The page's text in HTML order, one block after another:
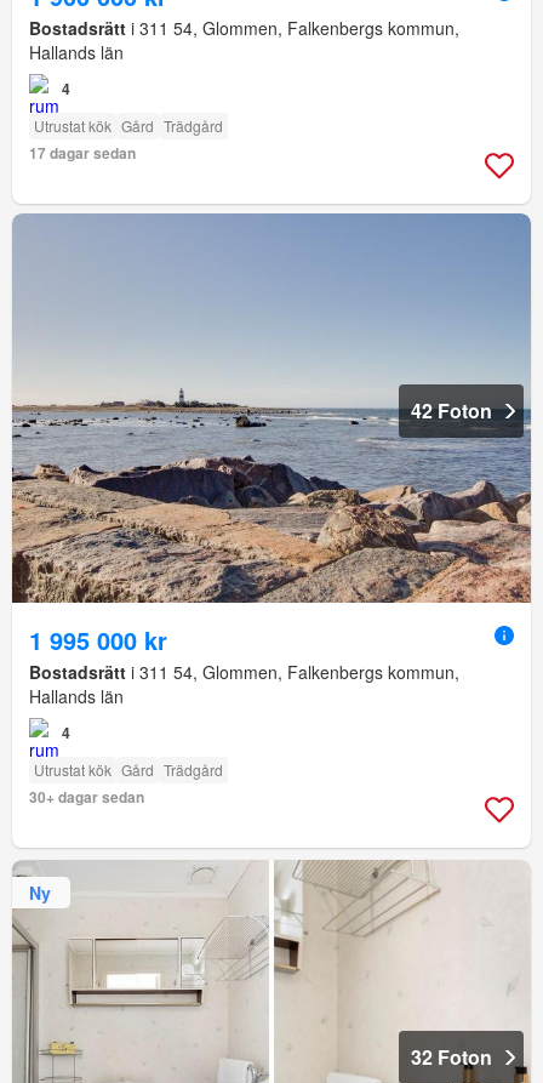
Bostadsrätt i 311 54, Glommen, Falkenbergs kommun,
Hallands län
4
Utrustat kök Gård Trädgård
17 dagar sedan
42 Foton
1 995 000 kr
Bostadsrätt i 311 54, Glommen, Falkenbergs kommun,
Hallands län
4
Utrustat kök Gård Trädgård
30+ dagar sedan
Ny
32 Foton